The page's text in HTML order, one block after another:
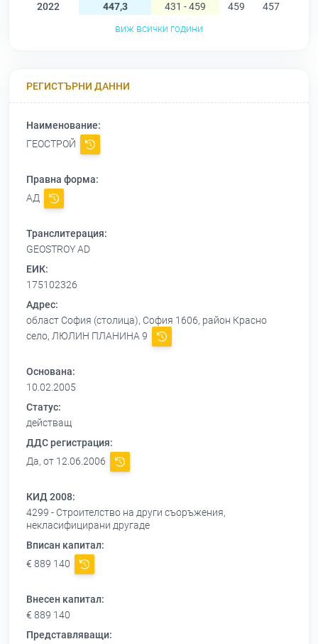
2022
447,3 431 - 459 459 457
виж всички години
РЕГИСТЪРНИ ДАННИ
Наименование:
ГЕОСТРОЙ
Правна форма:
АД
Транслитерация:
GEOSTROY AD
ЕИК:
175102326
Адрес:
област София (столица), София 1606, район Красно
село, ЛЮЛИН ПЛАНИНА 9
Основана:
10.02.2005
Статус:
действащ
ДДС регистрация:
Да, от 12.06.2006
КИД 2008:
4299 - Строителство на други съоръжения,
некласифицирани другаде
Вписан капитал:
€ 889 140
Внесен капитал:
€ 889 140
Представляващи: